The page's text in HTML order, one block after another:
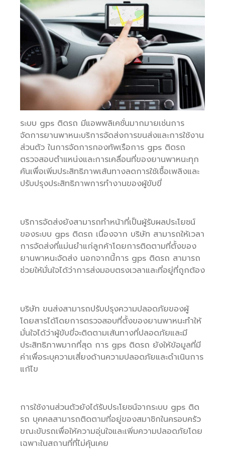
ระบบ gps ติดรถ มีแอพพลิเคชั่นมากมายเช่นการ
จัดการยานพาหนะบริการจัดส่งการขนส่งและการใช้งาน
ส่วนตัว ในการจัดการกองทัพเรือการ gps ติดรถ
ตรวจสอบตำแหน่งและการเคลื่อนที่ของยานพาหนะทุก
คันเพื่อเพิ่มประสิทธิภาพเส้นทางลดการใช้เชื้อเพลิงและ
ปรับปรุงประสิทธิภาพการทำงานของผู้ขับขี่
บริการจัดส่งยังสามารถทำหน้าที่เป็นผู้รับผลประโยชน์
ของระบบ gps ติดรถ เนื่องจาก บริษัท สามารถให้เวลา
การจัดส่งที่แม่นยำแก่ลูกค้าโดยการติดตามที่ตั้งของ
ยานพาหนะจัดส่ง นอกจากนี้การ gps ติดรถ สามารถ
ช่วยให้มั่นใจได้ว่าการส่งมอบตรงเวลาและที่อยู่ที่ถูกต้อง
บริษัท ขนส่งสามารถปรับปรุงความปลอดภัยของผู้
โดยสารได้โดยการตรวจสอบที่ตั้งของยานพาหนะทำให้
มั่นใจได้ว่าผู้ขับขี่จะติดตามเส้นทางที่ปลอดภัยและมี
ประสิทธิภาพมากที่สุด การ gps ติดรถ ยังให้ข้อมูลที่มี
ค่าเพื่อระบุความเสี่ยงด้านความปลอดภัยและดำเนินการ
แก้ไข
การใช้งานส่วนตัวยังได้รับประโยชน์จากระบบ gps ติด
รถ บุคคลสามารถติดตามที่อยู่ของสมาชิกในครอบครัว
ขณะขับรถเพื่อให้ความอุ่นใจและเพิ่มความปลอดภัยโดย
เฉพาะในสถานที่ที่ไม่คุ้นเคย